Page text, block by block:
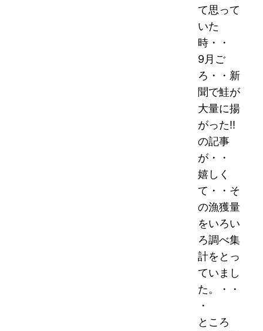
て思って
いた
時・・
9月ご
ろ・・新
聞で鮭が
大量に揚
がった!!
の記事
が・・
嬉しく
て・・そ
の漁獲量
をいろい
ろ調べ集
計をとっ
ていまし
た。・・
・
ところ